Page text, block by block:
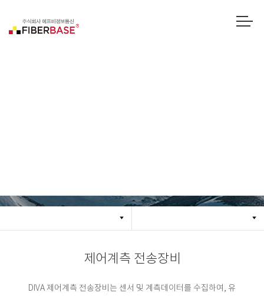
제어계측 전송장비
DIVA 제어계측 전송장비는 센서 및 계측데이터를 수집하여, 유